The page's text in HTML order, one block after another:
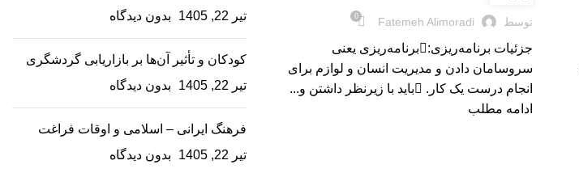
توسط Fatemeh Alimoradi
0
جزئیات برنامه‌ریزی:برنامه‌ریزی یعنی
سروسامان دادن و مدیریت انسان و لوازم برای
انجام درست یک کار. باید با زیرنظر داشتن و...
ادامه مطلب
تیر 22, 1405
بدون دیدگاه
کودکان و تأثیر آن‌ها بر بازاریابی گردشگری
تیر 22, 1405
بدون دیدگاه
فرهنگ ایرانی – اسلامی و اوقات فراغت
تیر 22, 1405
بدون دیدگاه